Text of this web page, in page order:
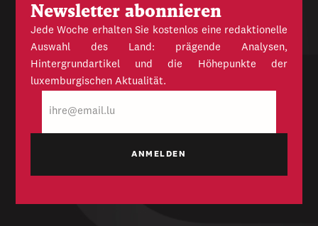
Newsletter abonnieren
Jede Woche erhalten Sie kostenlos eine redaktionelle
Auswahl des Land: prägende Analysen,
Hintergrundartikel und die Höhepunkte der
luxemburgischen Aktualität.
Mail